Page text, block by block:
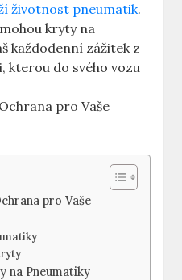
životnost pneumatik.
kryty na
každodenní zážitek z
kterou do svého vozu
pro Vaše
na Pneumatiky